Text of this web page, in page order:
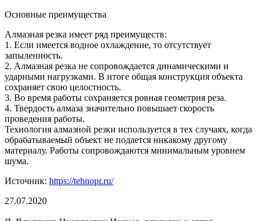
Основные преимущества
Алмазная резка имеет ряд преимуществ:
1. Если имеется водное охлаждение, то отсутствует
запыленность.
2. Алмазная резка не сопровождается динамическими и
ударными нагрузками. В итоге общая конструкция объекта
сохраняет свою целостность.
3. Во время работы сохраняется ровная геометрия реза.
4. Твердость алмаза значительно повышает скорость
проведения работы.
Технология алмазной резки используется в тех случаях, когда
обрабатываемый объект не подается никакому другому
материалу. Работы сопровождаются минимальным уровнем
шума.
Источник: https://tehnopr.ru/
27.07.2020